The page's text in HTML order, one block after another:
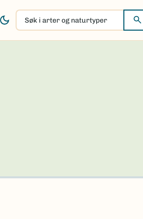
Søk
i
arter